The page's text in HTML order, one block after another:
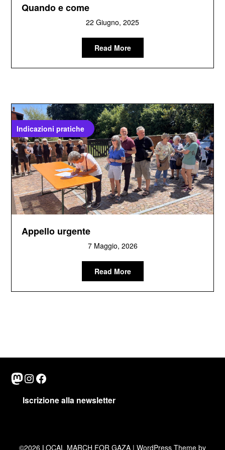
Quando e come
22 Giugno, 2025
Read More
Indicazioni pratiche
Appello urgente
7 Maggio, 2026
Read More
Mastodon
Instagram
Facebook
Iscrizione alla newsletter
©2026 LOCAL MARCH FOR GAZA | WordPress Theme by